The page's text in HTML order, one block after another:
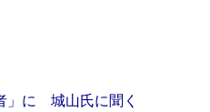
」に 城山氏に聞く